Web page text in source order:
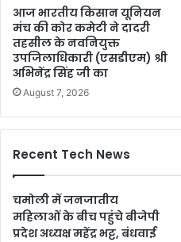
आज भारतीय किसान यूनियन
मंच की कोर कमेटी ने दादरी
तहसील के नवनियुक्त
उपजिलाधिकारी (एसडीएम) श्री
अभिनेंद्र सिंह जी का
August 7, 2026
Recent Tech News
चमोली में जनजातीय
महिलाओं के बीच पहुंचे बीजेपी
प्रदेश अध्यक्ष महेंद्र भट्ट, बंधवाई